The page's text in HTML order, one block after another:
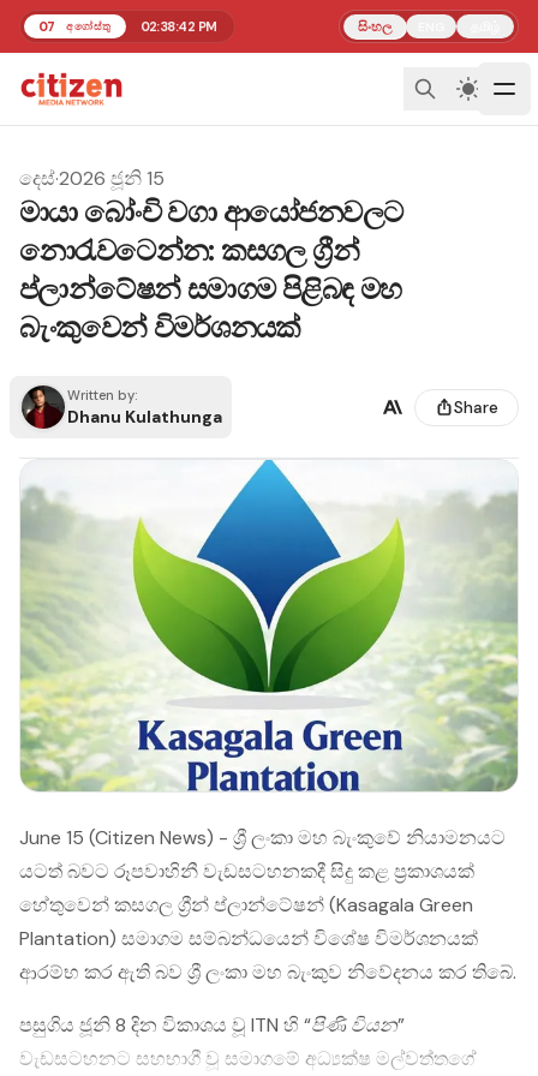
07 අගෝස්තු 02:38:43 PM සිංහල
දෙස්·2026 ජූනි 15
මායා බෝංචි වගා ආයෝජනවලට
නොරැවටෙන්න: කසගල ග්‍රීන්
ප්ලාන්ටේෂන් සමාගම පිළිබඳ මහ
බැංකුවෙන් විමර්ශනයක්
Written by:
Dhanu Kulathunga Share
June 15 (Citizen News) - ශ්‍රී ලංකා මහ බැංකුවේ නියාමනයට
යටත් බවට රූපවාහිනී වැඩසටහනකදී සිදු කළ ප්‍රකාශයක්
හේතුවෙන් කසගල ග්‍රීන් ප්ලාන්ටේෂන් (Kasagala Green
Plantation) සමාගම සම්බන්ධයෙන් විශේෂ විමර්ශනයක්
ආරම්භ කර ඇති බව ශ්‍රී ලංකා මහ බැංකුව නිවේදනය කර තිබේ.
පසුගිය ජූනි 8 දින විකාශය වූ ITN හි “පිණි වියන”
වැඩසටහනට සහභාගී වූ සමාගමේ අධ්‍යක්ෂ මල්වත්තගේ